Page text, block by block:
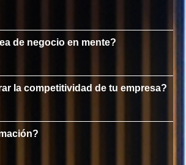
de negocio en mente?
la competitividad de tu empresa?